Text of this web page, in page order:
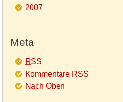
2007
Meta
RSS
Kommentare RSS
Nach Oben